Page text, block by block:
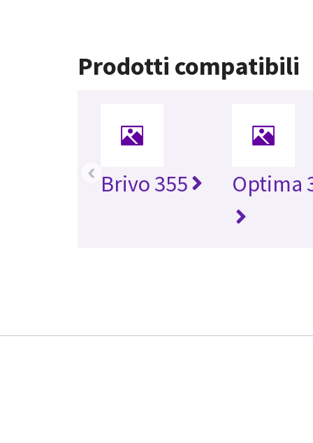
Prodotti compatibili
Brivo 355 Optima
‹